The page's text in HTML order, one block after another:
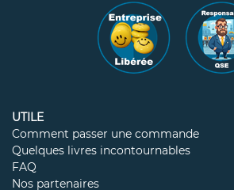
UTILE
Comment passer une commande
Quelques livres incontournables
FAQ
Nos partenaires